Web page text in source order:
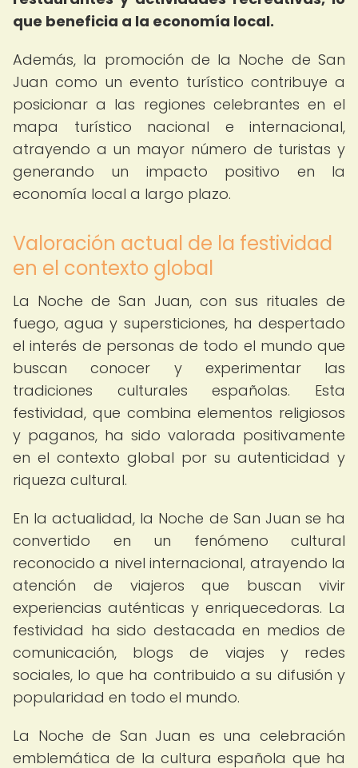
que beneficia a la economía local.
Además, la promoción de la Noche de San
Juan como un evento turístico contribuye a
posicionar a las regiones celebrantes en el
mapa turístico nacional e internacional,
atrayendo a un mayor número de turistas y
generando un impacto positivo en la
economía local a largo plazo.
Valoración actual de la festividad
en el contexto global
La Noche de San Juan, con sus rituales de
fuego, agua y supersticiones, ha despertado
el interés de personas de todo el mundo que
buscan conocer y experimentar las
tradiciones culturales españolas. Esta
festividad, que combina elementos religiosos
y paganos, ha sido valorada positivamente
en el contexto global por su autenticidad y
riqueza cultural.
En la actualidad, la Noche de San Juan se ha
convertido en un fenómeno cultural
reconocido a nivel internacional, atrayendo la
atención de viajeros que buscan vivir
experiencias auténticas y enriquecedoras. La
festividad ha sido destacada en medios de
comunicación, blogs de viajes y redes
sociales, lo que ha contribuido a su difusión y
popularidad en todo el mundo.
La Noche de San Juan es una celebración
emblemática de la cultura española que ha